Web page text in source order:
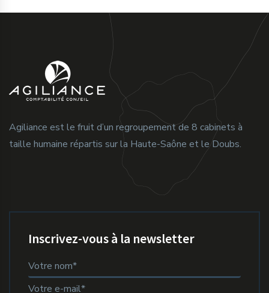
Agiliance est le fruit d’un regroupement de 8 cabinets à
taille humaine répartis sur la Haute-Saône et le Doubs.
Inscrivez-vous à la newsletter